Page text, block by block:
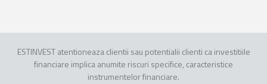
ESTINVEST atentioneaza clientii sau potentialii clienti ca investitiile
financiare implica anumite riscuri specifice, caracteristice
instrumentelor financiare.